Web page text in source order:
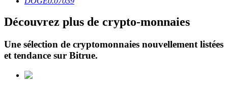
Prêts
Découvrez plus de crypto-monnaies
Une sélection de cryptomonnaies nouvellement listées
et tendance sur Bitrue.